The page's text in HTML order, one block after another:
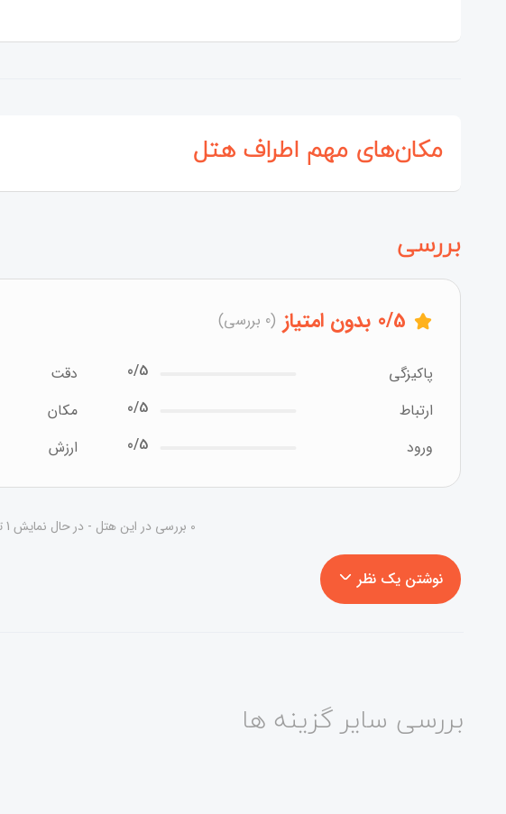
مکان‌های مهم اطراف هتل
بررسی
0/5 بدون امتیاز (0 بررسی)
پاکیزگی 0/5 دقت
ارتباط
0/5 مکان
ورود
0/5 ارزش
0 بررسی در این هتل - در حال نمایش 1 تا 0
نوشتن یک نظر
بررسی سایر گزینه ها